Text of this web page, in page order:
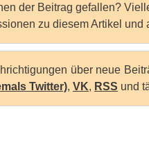
der Beitrag gefallen?
zu diesem Artikel
über neue
Twitter), VK, RSS und